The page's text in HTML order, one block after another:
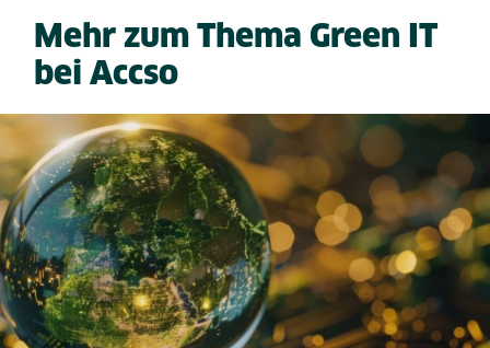
Mehr zum Thema Green IT
bei Accso